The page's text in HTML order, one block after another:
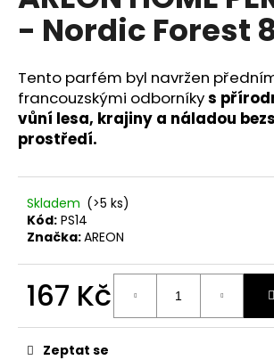
z
hvězdiček.
- Nordic Forest
Tento parfém byl navržen
francouzskými odborníkys
vůní lesa, krajiny a náladou
prostředí.
Skladem (>5 ks)
Kód: PS14
Značka:AREON
167 Kč
cena:
Zeptat se
a
í
t
?
D
p
o